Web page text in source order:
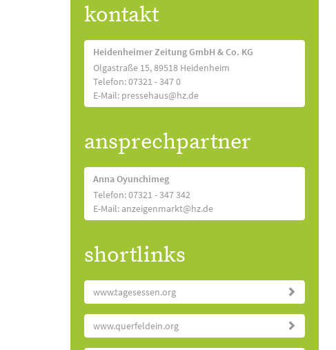
kontakt
Heidenheimer Zeitung GmbH & Co. KG
Olgastraße 15, 89518 Heidenheim
Telefon: 07321 - 347 0
E-Mail: pressehaus@hz.de
ansprechpartner
Anna Oyunchimeg
Telefon: 07321 - 347 342
E-Mail: anzeigenmarkt@hz.de
shortlinks
www.tagesessen.org
www.querfeldein.org